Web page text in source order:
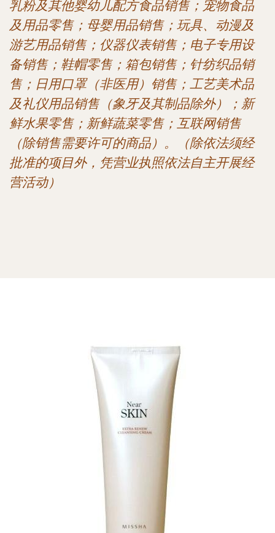
乳粉及其他婴幼儿配方食品销售；宠物食品
及用品零售；母婴用品销售；玩具、动漫及
游艺用品销售；仪器仪表销售；电子专用设
备销售；鞋帽零售；箱包销售；针纺织品销
售；日用口罩（非医用）销售；工艺美术品
及礼仪用品销售（象牙及其制品除外）；新
鲜水果零售；新鲜蔬菜零售；互联网销售
（除销售需要许可的商品）。（除依法须经
批准的项目外，凭营业执照依法自主开展经
营活动）